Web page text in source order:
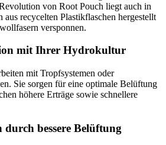
von Root Pouch liegt auch in
recycelten Plastikflaschen hergestellt
versponnen.
mit Ihrer Hydrokultur
mit Tropfsystemen oder
Sie sorgen für eine optimale Belüftung
höhere Erträge sowie schnellere
durch bessere Belüftung